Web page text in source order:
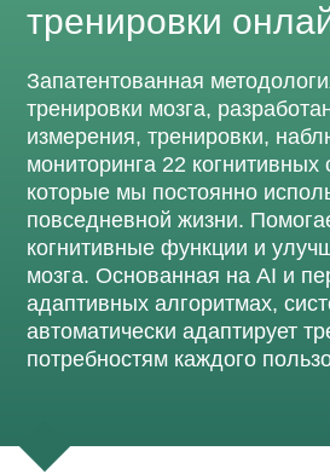
тренировки
Запатентованная
тренировки мозга,
измерения, тренировки,
мониторинга 22 когнитивных
которые мы постоянно
повседневной жизни.
когнитивные функции и
мозга. Основанная на AI и
адаптивных алгоритмах,
автоматически адаптирует
потребностям каждого